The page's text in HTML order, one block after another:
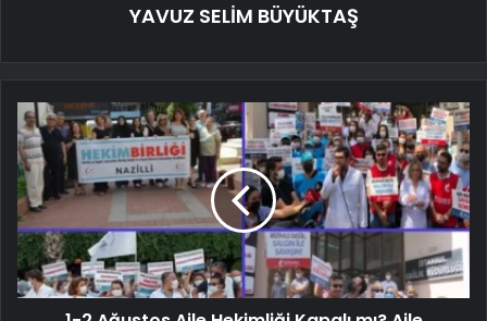
YAVUZ SELİM BÜYÜKTAŞ